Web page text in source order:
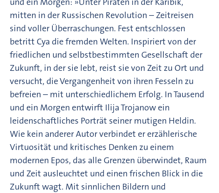
mitten in der Russischen Revolution – Zeitreisen
sind voller Überraschungen. Fest entschlossen
betritt Cya die fremden Welten. Inspiriert von der
friedlichen und selbstbestimmten Gesellschaft der
Zukunft, in der sie lebt, reist sie von Zeit zu Ort und
versucht, die Vergangenheit von ihren Fesseln zu
befreien – mit unterschiedlichem Erfolg. In Tausend
und ein Morgen entwirft Ilija Trojanow ein
leidenschaftliches Porträt seiner mutigen Heldin.
Wie kein anderer Autor verbindet er erzählerische
Virtuosität und kritisches Denken zu einem
modernen Epos, das alle Grenzen überwindet, Raum
und Zeit ausleuchtet und einen frischen Blick in die
Zukunft wagt. Mit sinnlichen Bildern und